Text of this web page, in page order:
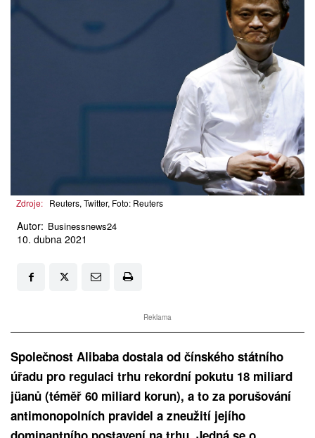
Zdroje: Reuters, Twitter, Foto: Reuters
Autor: Businessnews24
10. dubna 2021
Reklama
Společnost Alibaba dostala od čínského státního
úřadu pro regulaci trhu rekordní pokutu 18 miliard
jüanů (téměř 60 miliard korun), a to za porušování
antimonopolních pravidel a zneužití jejího